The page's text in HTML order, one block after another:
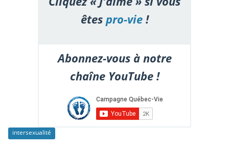
êtespro-vie!
Abonnez-vous à notre
chaîne YouTube !
intersexualité